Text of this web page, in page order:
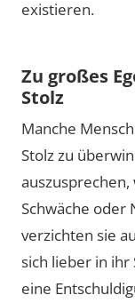
existieren.
Zu großes
Stolz
Manche
Stolz zu
auszusprechen,
Schwäche oder
verzichten sie
sich lieber in ihr
eine